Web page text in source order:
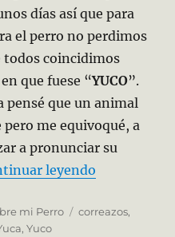
días así que para
el perro no perdimos
coincidimos
que fuese “YUCO”.
pensé que un animal
me equivoqué, a
a pronunciar su
leyendo
mi Perro Etiquetas
correazos,
,Yuco